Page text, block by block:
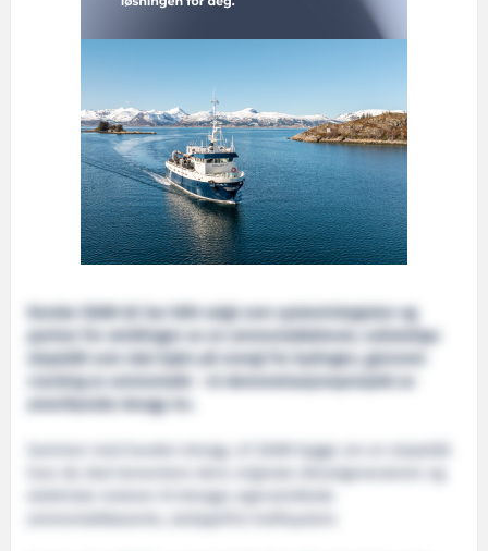
Norske SEAM AS har blitt valgt som systemintegrator og
partner for utviklingen av en ammoniakkdrevet, nullutslipp-
slepebåt som skal kjøre på energi fra hydrogen, gjennom
cracking av ammoniakk – et demonstrasjonsprosjekt av
amerikanske Amogy Inc.
Sammen med kunden Amogy, vil SEAM bygge om en slepebåt
hvor de skal konvertere dens originale dieselgeneratorer og
elektriske motorer til Amogys egenutviklede